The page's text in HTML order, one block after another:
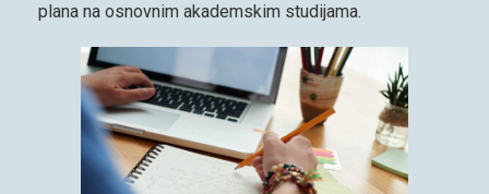
plana na osnovnim akademskim studijama.